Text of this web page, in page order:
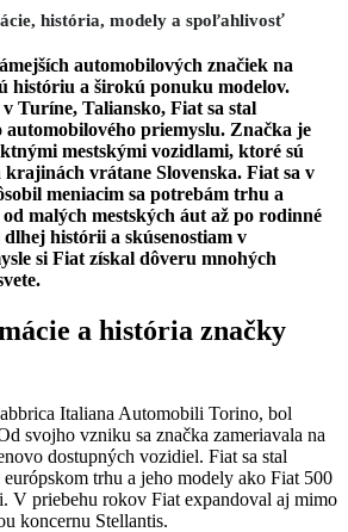
história, modely a spoľahlivosť
automobilových značiek na
históriu a širokú ponuku modelov.
Turíne, Taliansko, Fiat sa stal
automobilového priemyslu. Značka je
mestskými vozidlami, ktoré sú
vrátane Slovenska. Fiat sa v
meniacim sa potrebám trhu a
malých mestských áut až po rodinné
histórii a skúsenostiam v
si Fiat získal dôveru mnohých
a história značky
Italiana Automobili Torino, bol
svojho vzniku sa značka zameriavala na
dostupných vozidiel. Fiat sa stal
trhu a jeho modely ako Fiat 500
V priebehu rokov Fiat expandoval aj mimo
koncernu Stellantis.